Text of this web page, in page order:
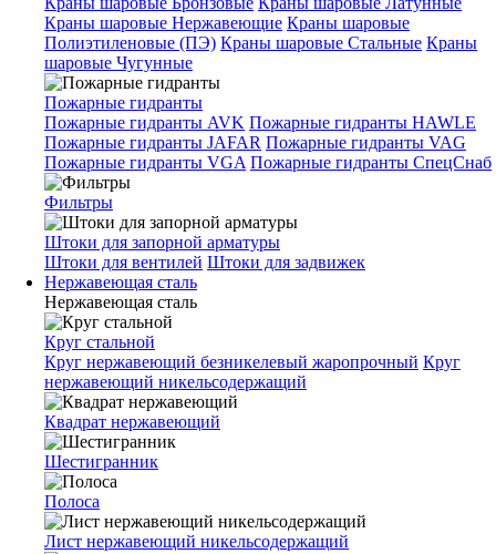
Краны шаровые Нержавеющие Краны шаровые
Полиэтиленовые (ПЭ) Краны шаровые Стальные Краны
шаровые Чугунные
Пожарные гидранты
Пожарные гидранты AVK Пожарные гидранты HAWLE
Пожарные гидранты JAFAR Пожарные гидранты VAG
Пожарные гидранты VGA Пожарные гидранты СпецСнаб
Фильтры
Штоки для запорной арматуры
Штоки для вентилей Штоки для задвижек
Нержавеющая сталь
Нержавеющая сталь
Круг стальной
Круг нержавеющий безникелевый жаропрочный Круг
нержавеющий никельсодержащий
Квадрат нержавеющий
Шестигранник
Полоса
Лист нержавеющий никельсодержащий